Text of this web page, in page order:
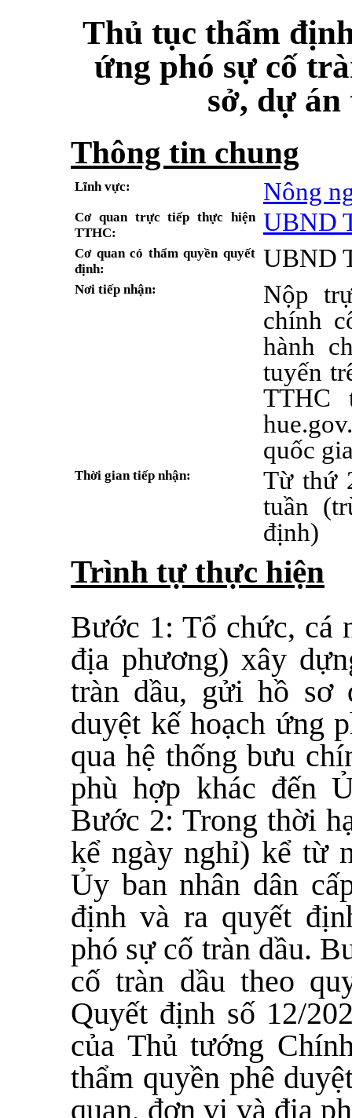
Thủ tục thẩm
ứng phó sự cố
sở, dự
Thông tin chung
Lĩnh vực: Nông
Cơ quan trực tiếp thực hiện
TTHC:
UBND
Cơ quan có thẩm quyền quyết
định:
UBND
Nơi tiếp nhận:
Nộp
chính
hành
tuyến
TTHC
quốc
Thời gian tiếp nhận:
Từ thứ
tuần
định)
Trình tự thực hiện
Bước 1: Tổ chức, cá
địa phương) xây
tràn dầu, gửi hồ sơ
duyệt kế hoạch ứng
qua hệ thống bưu
phù hợp khác đến
Bước 2: Trong thời
kể ngày nghỉ) kể từ
Ủy ban nhân dân
định và ra quyết
phó sự cố tràn dầu.
cố tràn dầu theo
Quyết định số 12/
của Thủ tướng
thẩm quyền phê
quan, đơn vị và địa